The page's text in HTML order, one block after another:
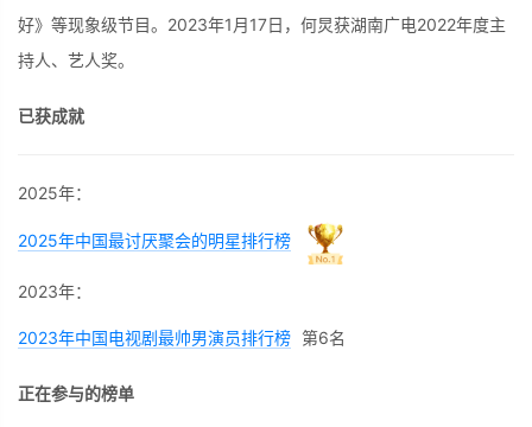
好》等现象级节目。2023年1月17日，何炅获湖南广电2022年度主
持人、艺人奖。
已获成就
2025年：
2025年中国最讨厌聚会的明星排行榜
2023年：
2023年中国电视剧最帅男演员排行榜 第6名
正在参与的榜单